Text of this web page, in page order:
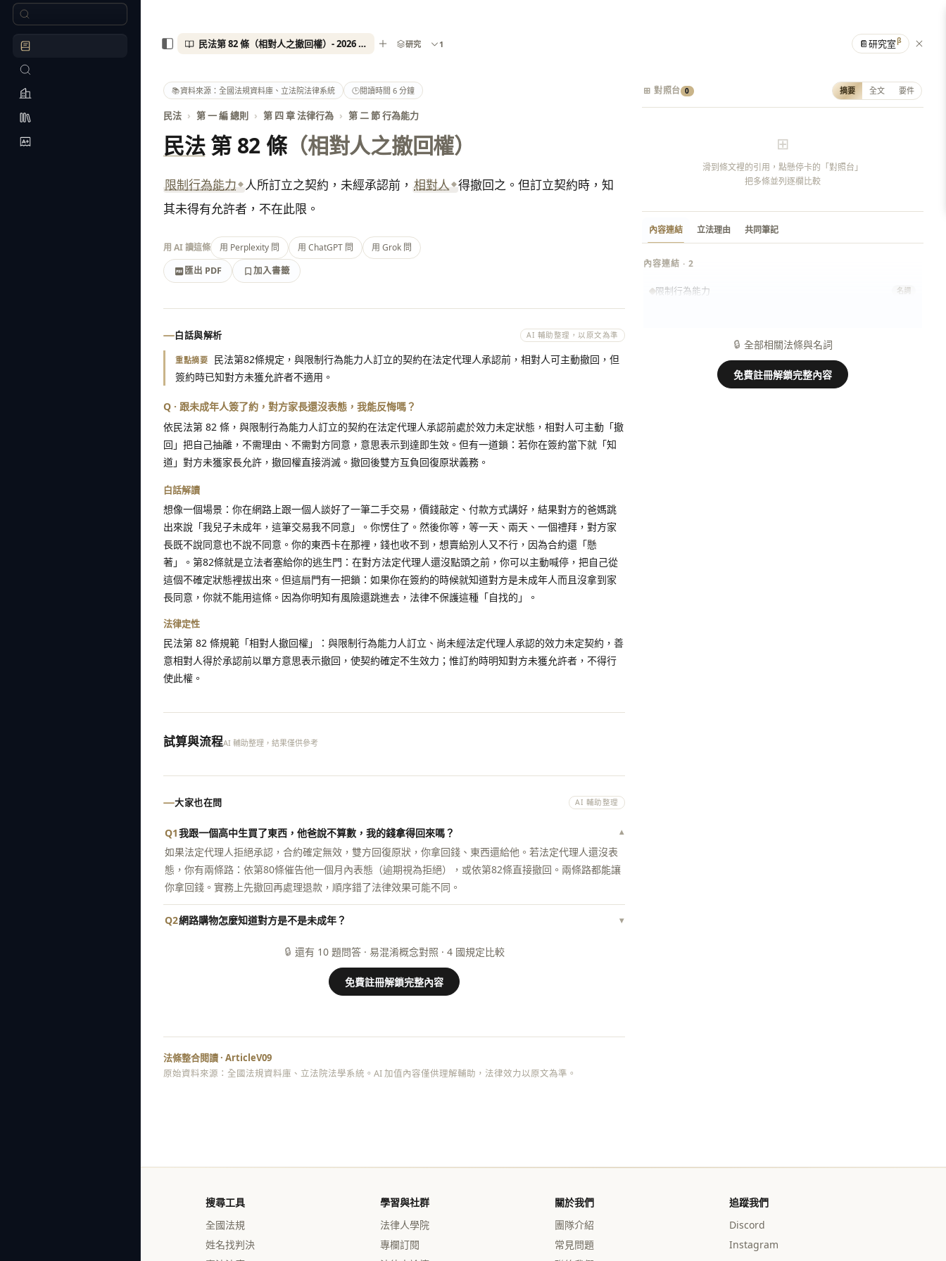
📚資料來源：全國法規資料庫、立法院法律系統 🕑閱讀時間 6 分鐘
民法 › 第 一 編 總則 › 第 四 章 法律行為 › 第 二 節 行為能力
民法第 82 條（相對人之撤回權）
限制行為能力 人所訂立之契約，未經承認前， 相對人 得撤回之。但訂立契約時，知
其未得有允許者，不在此限。
用 AI 讀這條 用 Perplexity 問 用 ChatGPT 問
用 Grok 問
匯出 PDF
加入書籤
匯出 PDF
加入書籤
白話與解析 AI 輔助整理，以原文為準
重點摘要
民法第82條規定，與限制行為能力人訂立的契約在法定代理人承認前，相對人可主動撤回，但
簽約時已知對方未獲允許者不適用。
Q · 跟未成年人簽了約，對方家長還沒表態，我能反悔嗎？
依民法第 82 條，與限制行為能力人訂立的契約在法定代理人承認前處於效力未定狀態，相對人可主動「撤
回」把自己抽離，不需理由、不需對方同意，意思表示到達即生效。但有一道鎖：若你在簽約當下就「知
道」對方未獲家長允許，撤回權直接消滅。撤回後雙方互負回復原狀義務。
白話解讀
想像一個場景：你在網路上跟一個人談好了一筆二手交易，價錢敲定、付款方式講好，結果對方的爸媽跳
出來說「我兒子未成年，這筆交易我不同意」。你愣住了。然後你等，等一天、兩天、一個禮拜，對方家
長既不說同意也不說不同意。你的東西卡在那裡，錢也收不到，想賣給別人又不行，因為合約還「懸
著」。第82條就是立法者塞給你的逃生門：在對方法定代理人還沒點頭之前，你可以主動喊停，把自己從
這個不確定狀態裡拔出來。但這扇門有一把鎖：如果你在簽約的時候就知道對方是未成年人而且沒拿到家
長同意，你就不能用這條。因為你明知有風險還跳進去，法律不保護這種「自找的」。
法律定性
民法第 82 條規範「相對人撤回權」：與限制行為能力人訂立、尚未經法定代理人承認的效力未定契約，善
意相對人得於承認前以單方意思表示撤回，使契約確定不生效力；惟訂約時明知對方未獲允許者，不得行
使此權。
試算與流程AI 輔助整理，結果僅供參考
大家也在問 AI 輔助整理
Q1我跟一個高中生買了東西，他爸說不算數，我的錢拿得回來嗎？ ▾
如果法定代理人拒絕承認，合約確定無效，雙方回復原狀，你拿回錢、東西還給他。若法定代理人還沒表
態，你有兩條路：依第80條催告他一個月內表態（逾期視為拒絕），或依第82條直接撤回。兩條路都能讓
你拿回錢。實務上先撤回再處理退款，順序錯了法律效果可能不同。
Q2網路購物怎麼知道對方是不是未成年？ ▾
🔒 還有 10 題問答 · 易混淆概念對照 · 4 國規定比較
免費註冊解鎖完整內容
法條整合閱讀 · ArticleV09
原始資料來源：全國法規資料庫、立法院法學系統。AI 加值內容僅供理解輔助，法律效力以原文為準。
⊞ 對照台 0 摘要 全文 要件
⊞
滑到條文裡的引用，點懸停卡的「對照台」
把多條並列逐欄比較
內容連結 立法理由 共同筆記
內容連結 · 2
限制行為能力 名詞
🔒 全部相關法條與名詞
免費註冊解鎖完整內容
搜尋工具
全國法規
姓名找判決
學習與社群
法律人學院
專欄訂閱
關於我們
團隊介紹
常見問題
追蹤我們
Discord
Instagram
民法第 82 條（相對人之撤回權）- 2026 最新全國法規資料庫 研究 1 📔研究室β